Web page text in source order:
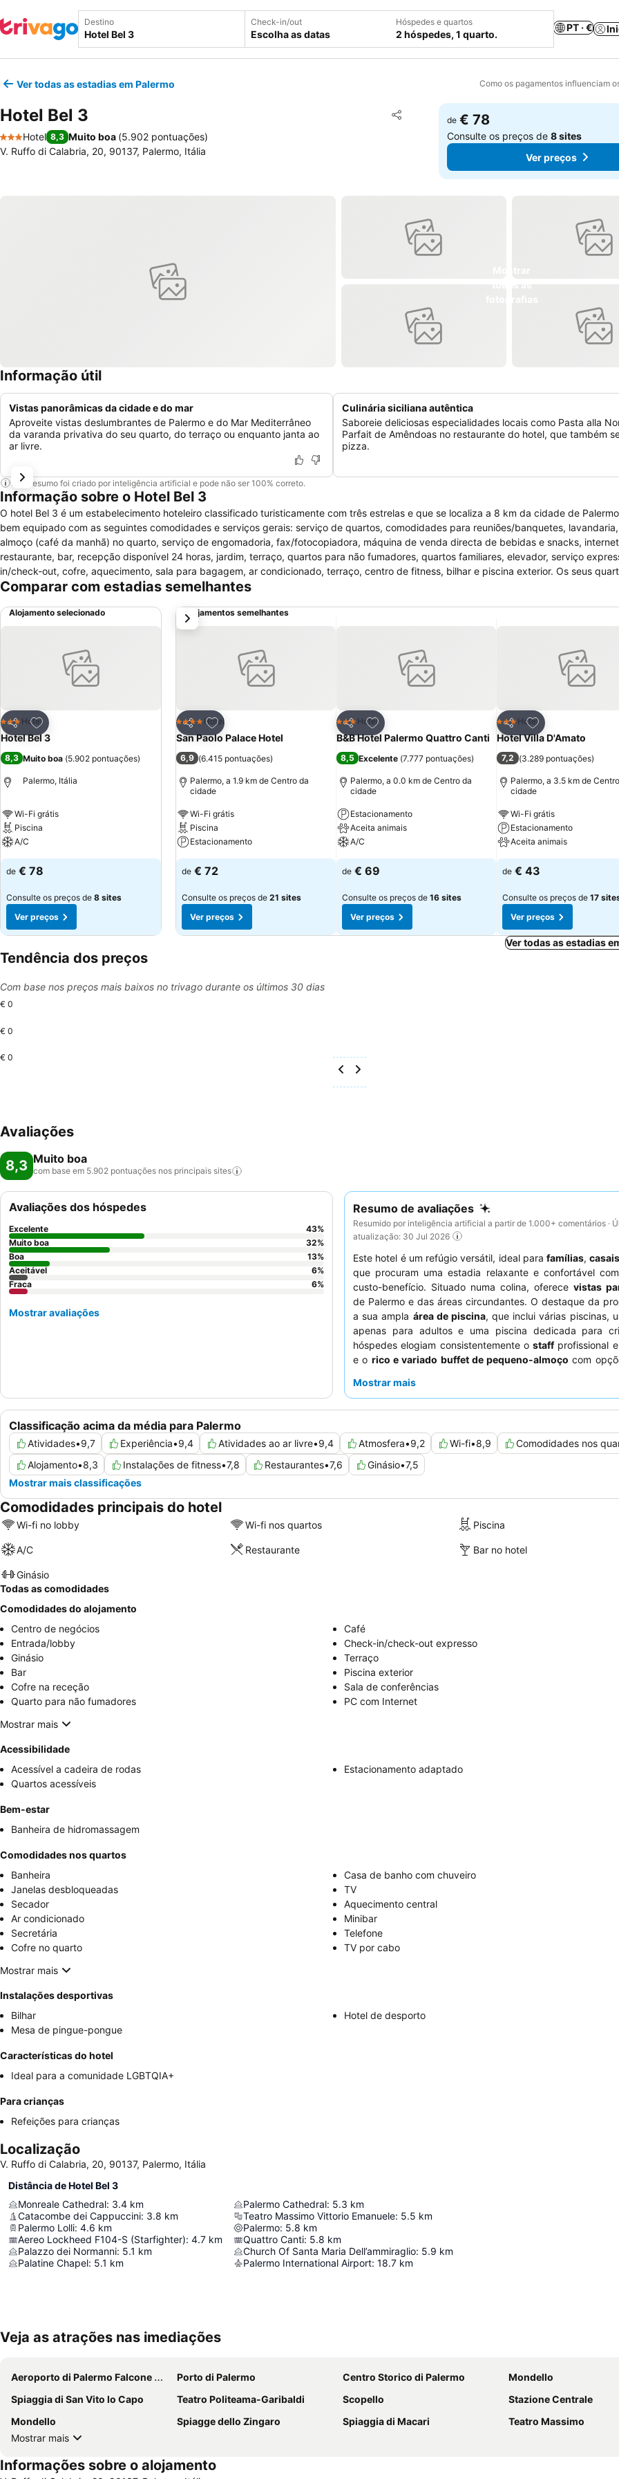
Destino Check-in/out
Escolha as datas
Hóspedes e quartos
2 hóspedes, 1 quarto.
PT · €
Ver todas as estadias em Palermo Como os pagamentos influenciam
Hotel Bel 3 Partilhar
Adicionar aos favoritos
3 Estrelas
Hotel 8,3 Muito boa (5.902 pontuações)
V. Ruffo di Calabria, 20, 90137, Palermo, Itália
de € 78
Consulte os preços de8 sites
Ver preços
Informação útil
Vistas panorâmicas da cidade e do mar
Aproveite vistas deslumbrantes de Palermo e do Mar Mediterrâneo
da varanda privativa do seu quarto, do terraço ou enquanto janta ao
ar livre.
Culinária siciliana autêntica
Saboreie deliciosas especialidades locais como Pasta alla
Parfait de Amêndoas no restaurante do hotel, que também
pizza.
Este resumo foi criado por inteligência artificial e pode não ser 100% correto.
Informação sobre o Hotel Bel 3
O hotel Bel 3 é um estabelecimento hoteleiro classificado turisticamente com três estrelas e que se localiza a 8 km da cidade de
bem equipado com as seguintes comodidades e serviços gerais: serviço de quartos, comodidades para reuniões/banquetes,
almoço (café da manhã) no quarto, serviço de engomadoria, fax/fotocopiadora, máquina de venda directa de bebidas e snacks,
restaurante, bar, recepção disponível 24 horas, jardim, terraço, quartos para não fumadores, quartos familiares, elevador, serviço
in/check-out, cofre, aquecimento, sala para bagagem, ar condicionado, terraço, centro de fitness, bilhar e piscina exterior. Os seus
confortáveis e bastante acolhedores e encontram-se disponíveis com cofre, ar condicionado, secretária, aquecimento, casa de banho
varanda.
Comparar com estadias semelhantes
Alojamento selecionado
Partilhar
Adicionar aos favoritos
3 Estrelas
Hotel
Hotel Bel 3
8,3 Muito boa (5.902 pontuações)
Palermo, Itália
Wi-Fi grátis
Piscina
A/C
de € 78
Consulte os preços de 8 sites
Ver preços
Alojamentos semelhantes
Partilhar
Adicionar aos favoritos
4 EstrelasHotel
San Paolo Palace Hotel
6,9 (6.415 pontuações)
Palermo, a 1.9 km de Centro da
cidade
Wi-Fi grátis
Piscina
Estacionamento
de € 72
Consulte os preços de 21 sites
Ver preços
Partilhar
Adicionar aos favoritos
3 Estrelas
Hotel
B&B Hotel Palermo Quattro Canti
8,5 Excelente (7.777 pontuações)
Palermo, a 0.0 km de Centro da
cidade
Estacionamento
Aceita animais
A/C
de € 69
Consulte os preços de 16 sites
Ver preços
Partilhar
Adicionar aos
3 Estrelas
Hotel
Hotel Villa D'Amato
7,2 (3.289 pontuações)
Palermo, a 3.5 km de
cidade
Wi-Fi grátis
Estacionamento
Aceita animais
de € 43
Consulte os preços de 17
Ver preços
próximo
Ver todas as estadias
Tendência dos preços
Com base nos preços mais baixos no trivago durante os últimos 30 dias
€ 0
€ 0
€ 0
Avaliações
8,3 Muito boa
com base em 5.902 pontuações nos principais sites
Resumo de avaliações
Resumido por inteligência artificial a partir de 1.000+ comentários ·
atualização: 30 Jul 2026
Este hotel é um refúgio versátil, ideal parafamílias,casais
que procuram uma estadia relaxante e confortável
custo-benefício. Situado numa colina, oferece vistas
de Palermo e das áreas circundantes. O destaque da
a sua ampla área de piscina, que inclui várias piscinas,
apenas para adultos e uma piscina dedicada para
hóspedes elogiam consistentemente ostaffprofissional
e o rico e variado buffet de pequeno-almoço com
reservar um quarto com
Mostrar mais
Classificação acima da média para Palermo
Atividades•9,7 Experiência•9,4 Atividades ao ar livre•9,4 Atmosfera•9,2 Wi-fi•8,9 Comodidades nos
Alojamento•8,3 Instalações de fitness•7,8 Restaurantes•7,6 Ginásio•7,5
Mostrar mais classificações
Avaliações dos hóspedes
Excelente 43%
Muito boa
32%
Boa
13%
Aceitável
6%
Fraca
6%
Mostrar avaliações
Comodidades principais do hotel
Wi-fi no lobby Wi-fi nos quartos Piscina
A/C Restaurante Bar no hotel
Ginásio
Todas as comodidades
Comodidades do alojamento
Centro de negócios
Café
Entrada/lobby
Check-in/check-out expresso
Ginásio
Terraço
Bar
Piscina exterior
Cofre na receção
Sala de conferências
Quarto para não fumadores
PC com Internet
Mostrar mais
Acessibilidade
Acessível a cadeira de rodas
Estacionamento adaptado
Quartos acessíveis
Bem-estar
Banheira de hidromassagem
Comodidades nos quartos
Banheira
Casa de banho com chuveiro
Janelas desbloqueadas
TV
Secador
Aquecimento central
Ar condicionado
Minibar
Secretária
Telefone
Cofre no quarto
TV por cabo
Mostrar mais
Instalações desportivas
Bilhar
Hotel de desporto
Mesa de pingue-pongue
Características do hotel
Ideal para a comunidade LGBTQIA+
Para crianças
Refeições para crianças
Localização
V. Ruffo di Calabria, 20, 90137, Palermo, Itália
Distância de Hotel Bel 3
Monreale Cathedral: 3.4 km
Catacombe dei Cappuccini: 3.8 km
Palermo Lolli: 4.6 km
Aereo Lockheed F104-S (Starfighter): 4.7 km
Palazzo dei Normanni: 5.1 km
Palatine Chapel: 5.1 km
Palermo Cathedral: 5.3 km
Teatro Massimo Vittorio Emanuele: 5.5 km
Palermo: 5.8 km
Quattro Canti: 5.8 km
Church Of Santa Maria Dell’ammiraglio: 5.9 km
Palermo International Airport: 18.7 km
Veja as atrações nas imediações
Aeroporto di Palermo Falcone E Borsellino Porto di Palermo Centro Storico di Palermo
Mondello
Spiaggia di San Vito lo Capo
Teatro Politeama-Garibaldi Scopello
Stazione Centrale
Mondello
Spiagge dello Zingaro Spiaggia di Macari
Teatro Massimo
Mostrar mais
Informações sobre o alojamento